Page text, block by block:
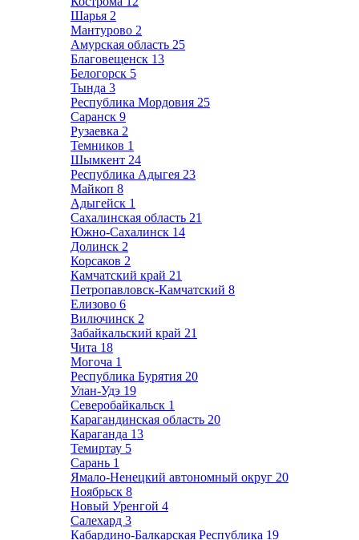
Шарья 2
Мантурово 2
Амурская область 25
Благовещенск 13
Белогорск 5
Тында 3
Республика Мордовия 25
Саранск 9
Рузаевка 2
Темников 1
Шымкент 24
Республика Адыгея 23
Майкоп 8
Адыгейск 1
Сахалинская область 21
Южно-Сахалинск 14
Долинск 2
Корсаков 2
Камчатский край 21
Петропавловск-Камчатский 8
Елизово 6
Вилючинск 2
Забайкальский край 21
Чита 18
Могоча 1
Республика Бурятия 20
Улан-Удэ 19
Северобайкальск 1
Карагандинская область 20
Караганда 13
Темиртау 5
Сарань 1
Ямало-Ненецкий автономный округ 20
Ноябрьск 8
Новый Уренгой 4
Салехард 3
Кабардино-Балкарская Республика 19